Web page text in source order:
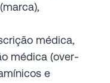
médica,
médica (over-
e